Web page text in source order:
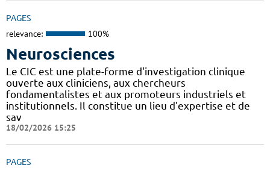
PAGES
relevance: 100%
Neurosciences
Le CIC est une plate-forme d'investigation clinique
ouverte aux cliniciens, aux chercheurs
fondamentalistes et aux promoteurs industriels et
institutionnels. Il constitue un lieu d'expertise et de
sav
18/02/2026 15:25
PAGES